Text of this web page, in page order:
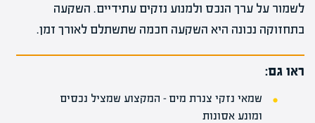
לשמור על ערך הנכס ולמנוע נזקים עתידיים. השקעה
בתחזוקה נכונה היא השקעה חכמה שתשתלם לאורך זמן.
ראו גם:
שמאי נזקי צנרת מים – המקצוע שמציל נכסים
ומונע אסונות